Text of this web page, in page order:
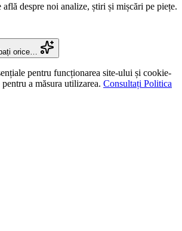
despre noi analize, știri și mișcări pe piețe.
orice…
pentru funcționarea site-ului și cookie-
a măsura utilizarea. Consultați Politica